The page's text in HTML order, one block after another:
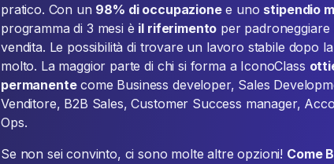
pratico. Con un 98% di occupazionee uno stipendio
programma di 3 mesi è il riferimento per padroneggiare
vendita. Le possibilità di trovare un lavoro stabile dopo
molto. La maggior parte di chi si forma a IconoClass
permanentecome Business developer, Sales
Venditore, B2B Sales, Customer Success manager,
Ops.
Se non sei convinto, ci sono molte altre opzioni! Come